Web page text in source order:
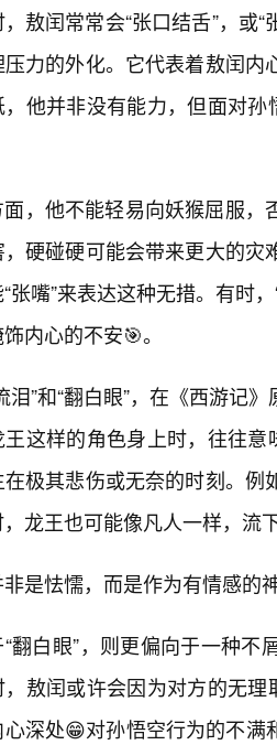
敖闰常常会“张口结舌”，或
力的外化。它代表着敖闰
他并非没有能力，但面对
，他不能轻易向妖猴屈服，
硬碰硬可能会带来更大的
张嘴”来表达这种无措。有时
内心的不安🎯。
泪”和“翻白眼”，在《西游记
这样的角色身上时，往往
极其悲伤或无奈的时刻。
龙王也可能像凡人一样，流
是怯懦，而是作为有情感的
“翻白眼”，则更偏向于一种
敖闰或许会因为对方的无
深处😁对孙悟空行为的不